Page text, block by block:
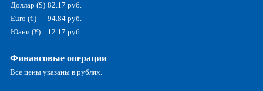
Доллар ($) 82.17 руб.
Euro (€)
94.84 руб.
Юани (¥)
12.17 руб.
Финансовые операции
Все цены указаны в рублях.